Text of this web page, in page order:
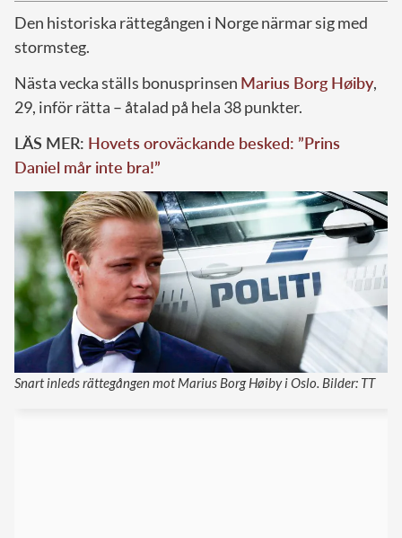
Den historiska rättegången i Norge närmar sig med
stormsteg.
Nästa vecka ställs bonusprinsen Marius Borg Høiby,
29, inför rätta – åtalad på hela 38 punkter.
LÄS MER: Hovets oroväckande besked: ”Prins
Daniel mår inte bra!”
Snart inleds rättegången mot Marius Borg Høiby i Oslo. Bilder: TT